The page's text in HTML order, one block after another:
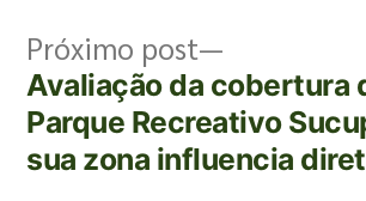
Próximo post
Avaliação da cobertura
Parque Recreativo
sua zona influencia